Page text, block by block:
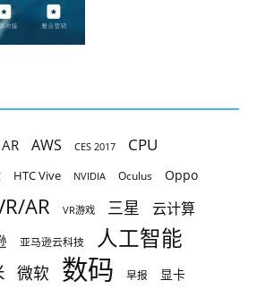
AR AWS CES 2017 CPU
HTC Vive NVIDIA Oculus Oppo
AR VR游戏 三星 云计算
亚马逊云科技 人工智能
微软 数码 早报 显卡